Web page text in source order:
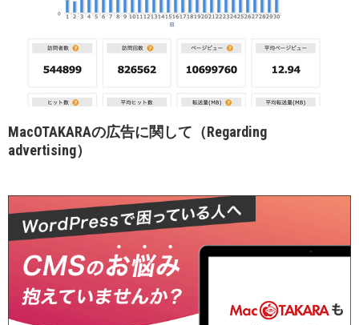
MacOTAKARAの広告に関して（Regarding
advertising）